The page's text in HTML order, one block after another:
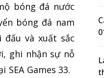
bóng đá nước
bóng đá nam
và xuất sắc
ghi nhận sự nỗ
Games 33.